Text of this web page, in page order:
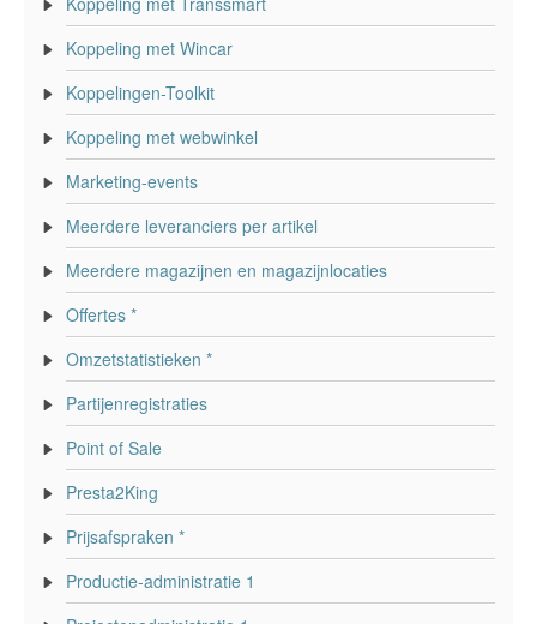
Koppeling met Wincar
Koppelingen-Toolkit
Koppeling met webwinkel
Marketing-events
Meerdere leveranciers per artikel
Meerdere magazijnen en magazijnlocaties
Offertes *
Omzetstatistieken *
Partijenregistraties
Point of Sale
Presta2King
Prijsafspraken *
Productie-administratie 1